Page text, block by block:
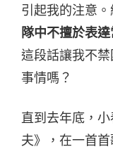
引起我的注意
隊中不擅於表
這段話讓我不
事情嗎？
直到去年底，
夫》，在一首